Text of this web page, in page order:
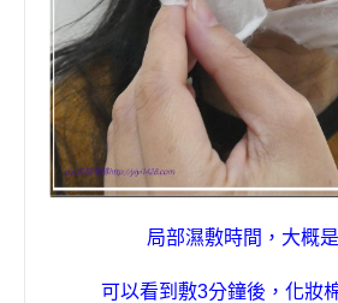
局部濕敷時間，大概是
可以看到 敷3分鐘後， 化妝